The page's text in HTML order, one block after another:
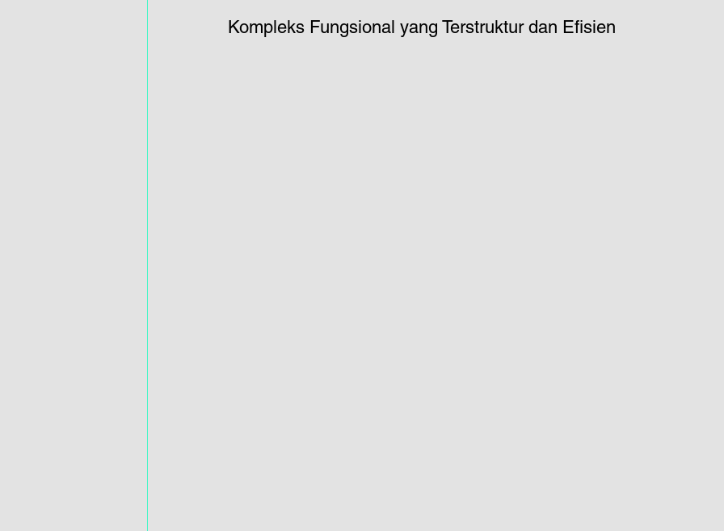
Kompleks Fungsional yang Terstruktur dan Efisien